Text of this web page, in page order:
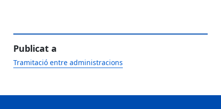
Publicat a
Tramitació entre administracions